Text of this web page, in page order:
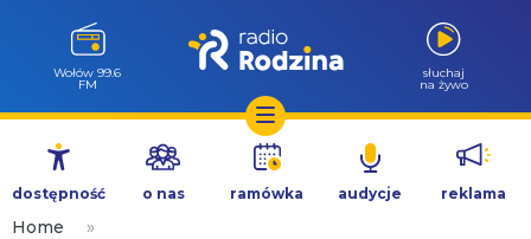
Przejdź
treści
Wołów 99.6
FM
słuchaj
na żywo
dostępność o nas ramówka audycje reklama
Home
»